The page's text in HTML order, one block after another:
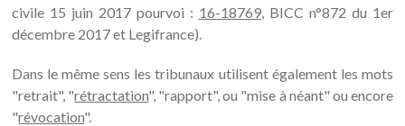
civile 15 juin 2017 pourvoi : 16-18769, BICC n°872 du 1er
décembre 2017 et Legifrance).
Dans le même sens les tribunaux utilisent également les mots
"retrait", "rétractation", "rapport", ou "mise à néant" ou encore
"révocation".